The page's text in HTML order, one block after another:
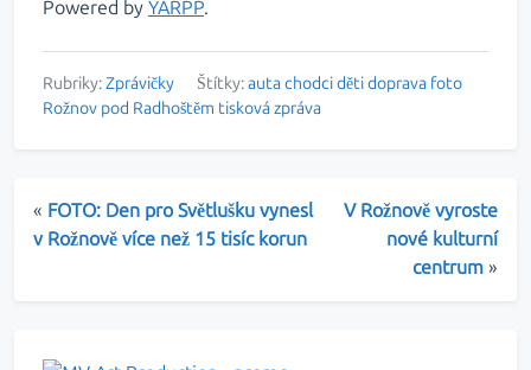
Powered by YARPP.
Rubriky:Zprávičky Štítky:autachodcidětidoprava foto
Rožnov pod Radhoštěm tisková zpráva
« FOTO: Den pro Světlušku vynesl
v Rožnově více než 15 tisíc korun
V Rožnově vyroste
nové kulturní
centrum »